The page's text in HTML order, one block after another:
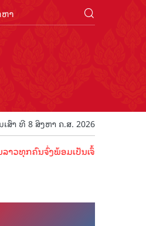
ເສົາ ທີ 8 ສິງຫາ ຄ.ສ. 2026
ຈົ່ງພ້ອມເປັນເຈົ້າພາບທີ່ດີ ຕ້ອນຮັບນັກ